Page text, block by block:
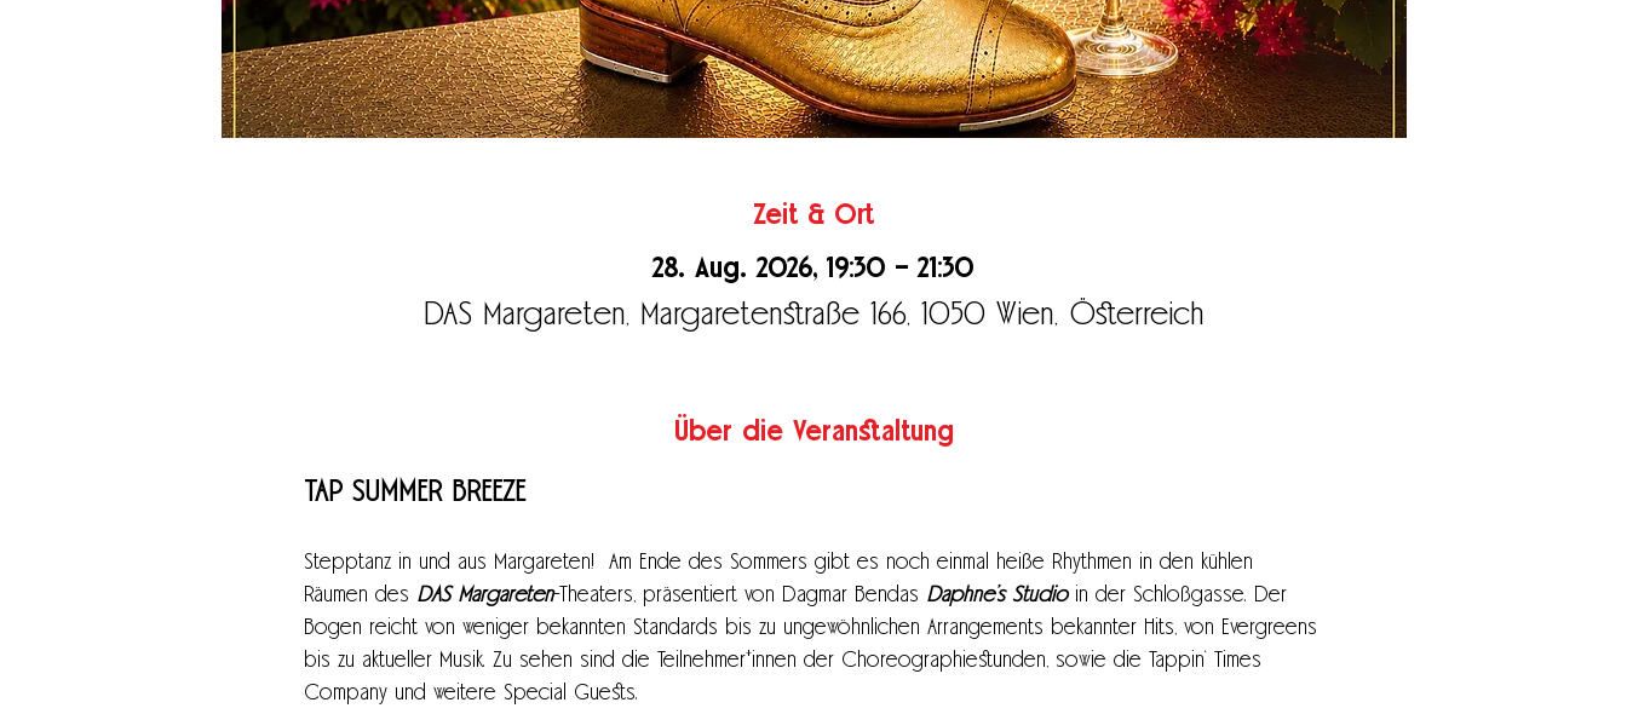
Zeit & Ort
28. Aug. 2026, 19:30 – 21:30
DAS Margareten, Margaretenstraße 166, 1050 Wien, Österreich
Über die Veranstaltung
TAP SUMMER BREEZE
Stepptanz in und aus Margareten!  Am Ende des Sommers gibt es noch einmal heiße Rhythmen in den kühlen
Räumen des DAS Margareten-Theaters, präsentiert von Dagmar Bendas Daphne’s Studio in der Schloßgasse. Der
Bogen reicht von weniger bekannten Standards bis zu ungewöhnlichen Arrangements bekannter Hits, von Evergreens
bis zu aktueller Musik. Zu sehen sind die Teilnehmer*innen der Choreographiestunden, sowie die Tappin‘ Times
Company und weitere Special Guests.